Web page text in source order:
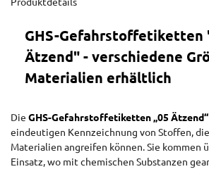
Produktdetails
GHS-Gefahrstoffetiketten
Ätzend" - verschiedene
Materialien erhältlich
Die GHS-Gefahrstoffetiketten „05 Ätzend“
eindeutigen Kennzeichnung von Stoffen,
Materialien angreifen können. Sie kommen
Einsatz, wo mit chemischen Substanzen